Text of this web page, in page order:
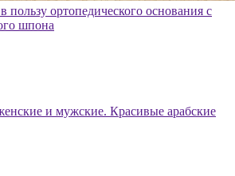
пользу ортопедического основания с
шпона
и мужские. Красивые арабские